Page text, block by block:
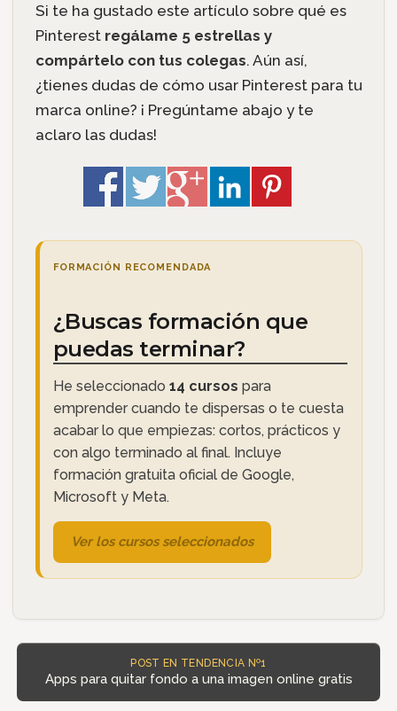
Si te ha gustado este artículo sobre qué es
Pinterest regálame 5 estrellas y
compártelo con tus colegas. Aún así,
¿tienes dudas de cómo usar Pinterest para tu
marca online? ¡ Pregúntame abajo y te
aclaro las dudas!
FORMACIÓN RECOMENDADA
¿Buscas formación que
puedas terminar?
He seleccionado 14 cursos para
emprender cuando te dispersas o te cuesta
acabar lo que empiezas: cortos, prácticos y
con algo terminado al final. Incluye
formación gratuita oficial de Google,
Microsoft y Meta.
Ver los cursos seleccionados
POST EN TENDENCIA Nº1
Apps para quitar fondo a una imagen online gratis